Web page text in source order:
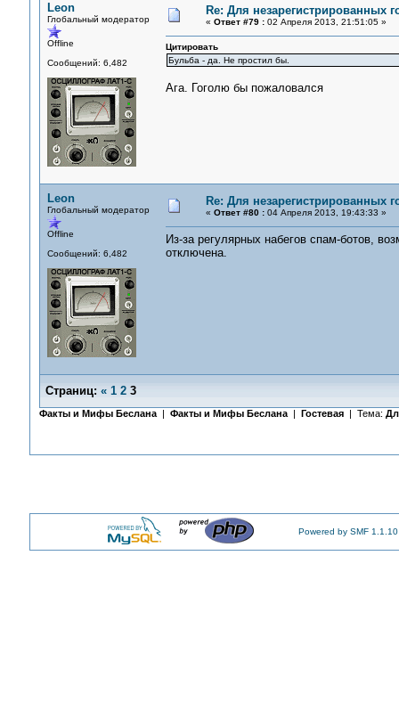
Leon
Глобальный модератор
Offline
Сообщений: 6,482
Re: Для незарегистрированных
« Ответ #79 :02 Апреля 2013, 21:51:05 »
Цитировать
Бульба - да. Не простил бы.
Ага. Гоголю бы пожаловался
Leon
Глобальный модератор
Offline
Сообщений: 6,482
Re: Для незарегистрированных
« Ответ #80 :04 Апреля 2013, 19:43:33 »
Из-за регулярных набегов спам-ботов,
отключена.
Страниц: « 1 2 3
Факты и Мифы Беслана| Факты и Мифы Беслана| Гостевая | Тема:
Powered by SMF 1.1.10